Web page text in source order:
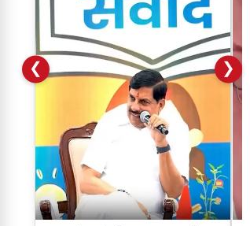
❮ ❯